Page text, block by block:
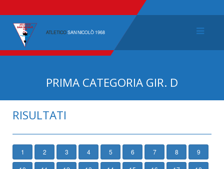
ATLETICOSAN NICOLÒ 1968
PRIMA CATEGORIA GIR. D
RISULTATI
1 2 3 4 5 6 7 8 9